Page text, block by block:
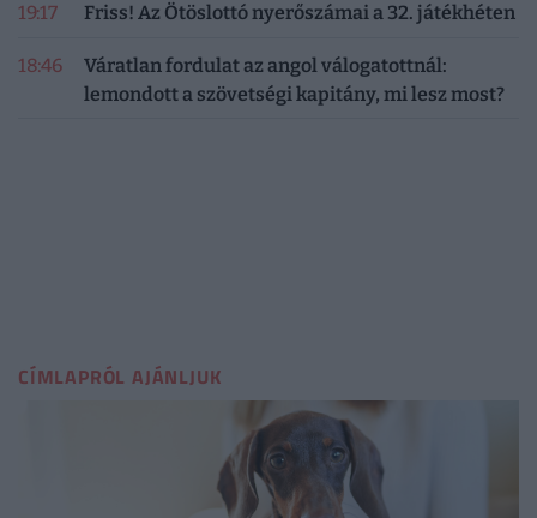
19:17 Friss! Az Ötöslottó nyerőszámai a 32. játékhéten
18:46
Váratlan fordulat az angol válogatottnál:
lemondott a szövetségi kapitány, mi lesz most?
CÍMLAPRÓL AJÁNLJUK